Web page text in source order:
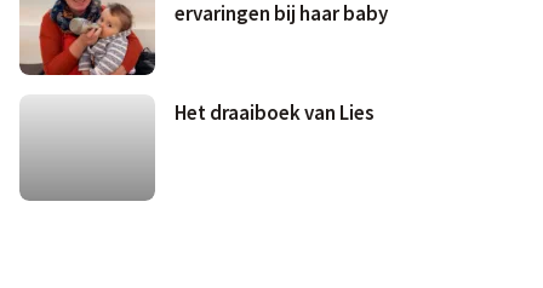
ervaringen bij haar baby
Het draaiboek van Lies